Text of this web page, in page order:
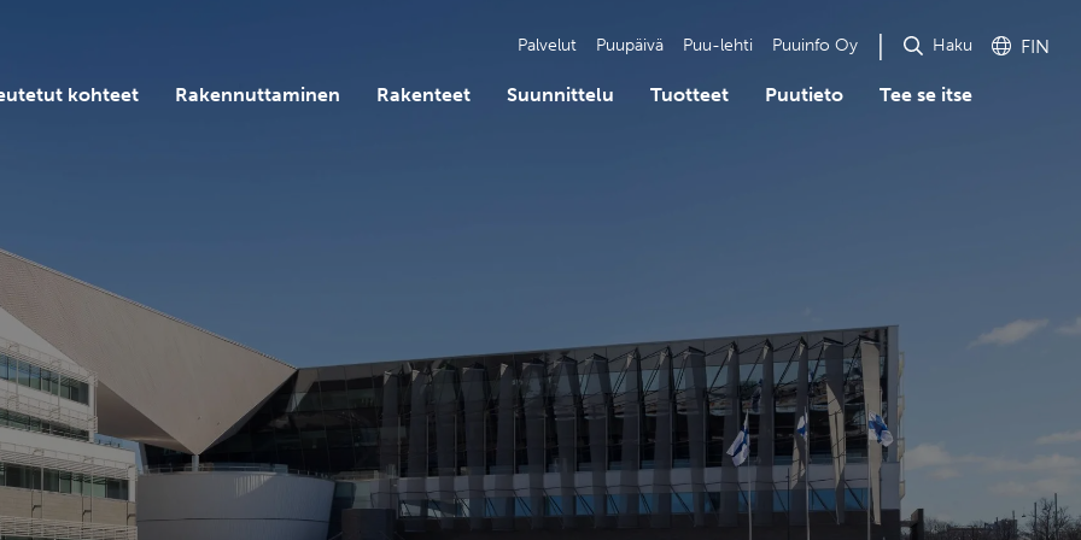
Palvelut Puupäivä Puu-lehti Puuinfo Oy Haku FIN
kohteet Rakennuttaminen Rakenteet Suunnittelu Tuotteet Puutieto Tee se itse